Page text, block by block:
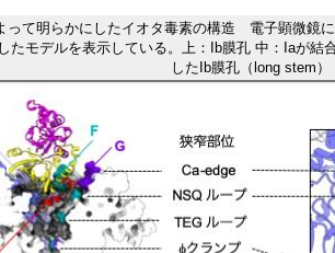
って明らかにしたイオタ毒素の構造 電子顕微鏡
たモデルを表示している。上：Ib膜孔 中：Iaが結
したIb膜孔（long stem）